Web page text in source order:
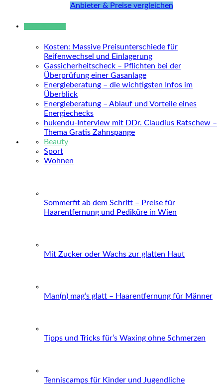
Anbieter & Preise vergleichen
Kosten: Massive Preisunterschiede für
Reifenwechsel und Einlagerung
Gassicherheitscheck – Pflichten bei der
Überprüfung einer Gasanlage
Energieberatung – die wichtigsten Infos im
Überblick
Energieberatung – Ablauf und Vorteile eines
Energiechecks
hukendu-Interview mit DDr. Claudius Ratschew –
Thema Gratis Zahnspange
Beauty
Sport
Wohnen
Sommerfit ab dem Schritt – Preise für
Haarentfernung und Pediküre in Wien
Mit Zucker oder Wachs zur glatten Haut
Man(n) mag’s glatt – Haarentfernung für Männer
Tipps und Tricks für’s Waxing ohne Schmerzen
Tenniscamps für Kinder und Jugendliche